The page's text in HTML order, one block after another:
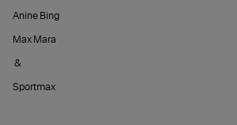
Anine Bing
Max Mara
&
Sportmax